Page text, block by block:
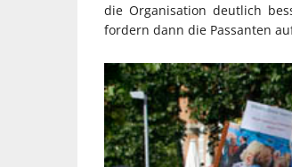
die Organisation deutlich
fordern dann die Passanten